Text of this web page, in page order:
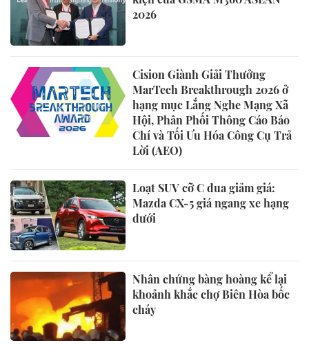
2026
Cision Giành Giải Thưởng
MarTech Breakthrough 2026 ở
hạng mục Lắng Nghe Mạng Xã
Hội, Phân Phối Thông Cáo Báo
Chí và Tối Ưu Hóa Công Cụ Trả
Lời (AEO)
Loạt SUV cỡ C đua giảm giá:
Mazda CX-5 giá ngang xe hạng
dưới
Nhân chứng bàng hoàng kể lại
khoảnh khắc chợ Biên Hòa bốc
cháy